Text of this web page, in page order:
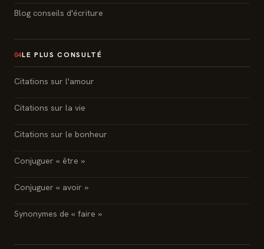
Blog conseils d'écriture
04LE PLUS CONSULTÉ
Citations sur l'amour
Citations sur la vie
Citations sur le bonheur
Conjuguer « être »
Conjuguer « avoir »
Synonymes de « faire »